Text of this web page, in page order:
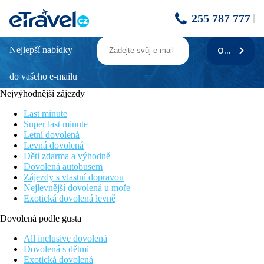
255 787 777
ALEGRIA MARINER - letecky
Cena zahrnuje
7/14x ubytování v hotelu s polopenzí dle termínu, služby
delegáta, obousměrnou leteckou dopravu vč. tax, transfer z
letiště do hotelu a zpět.
Cena nezahrnuje
Registrační poplatek ve výši 1 EUR/os./noc - max. 7
EUR/os./pobyt (od 16 let, splatný při příjezdu na recepci hotelu
v hotovosti).
Stravování
Polopenze formou švédských stolů (nápoje při večeři nejsou v
ceně), plná penze za příplatek (mimo období 19.6.-12.9.2026).
Příplatky
Nejlepší nabídky
do vašeho e-mailu
ODEBÍRAT
Nejvýhodnější zájezdy
Last minute
Super last minute
Letní dovolená
Levná dovolená
Děti zdarma a výhodně
Dovolená autobusem
Zájezdy s vlastní dopravou
Nejlevnější dovolená u moře
Exotická dovolená levně
Dovolená podle gusta
All inclusive dovolená
Dovolená s dětmi
Exotická dovolená